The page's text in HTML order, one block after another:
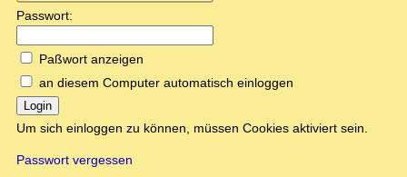
Passwort:
Paßwort anzeigen
an diesem Computer automatisch einloggen
Login
Um sich einloggen zu können, müssen Cookies aktiviert sein.
Passwort vergessen